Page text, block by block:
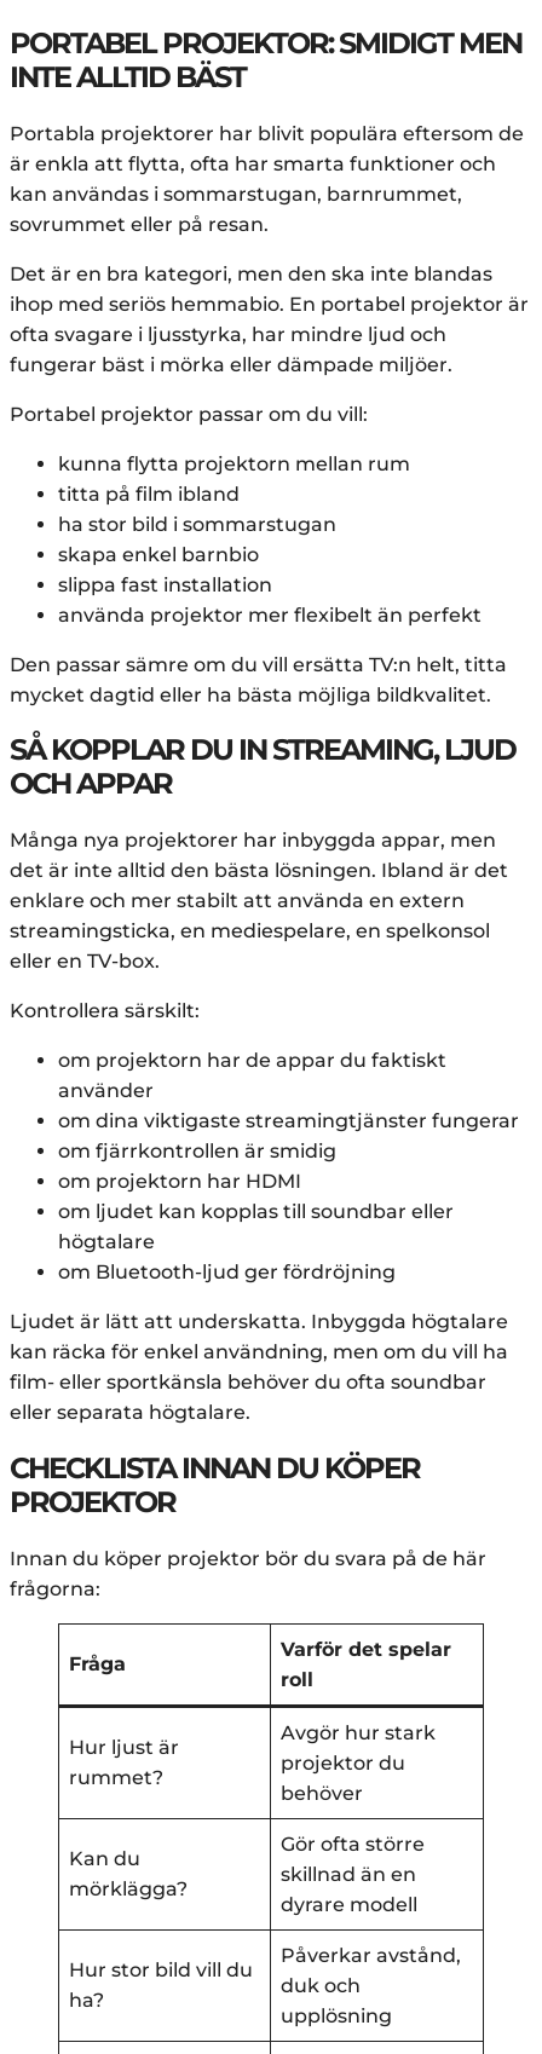
PORTABEL PROJEKTOR: SMIDIGT MEN
INTE ALLTID BÄST
Portabla projektorer har blivit populära eftersom de
är enkla att flytta, ofta har smarta funktioner och
kan användas i sommarstugan, barnrummet,
sovrummet eller på resan.
Det är en bra kategori, men den ska inte blandas
ihop med seriös hemmabio. En portabel projektor är
ofta svagare i ljusstyrka, har mindre ljud och
fungerar bäst i mörka eller dämpade miljöer.
Portabel projektor passar om du vill:
kunna flytta projektorn mellan rum
titta på film ibland
ha stor bild i sommarstugan
skapa enkel barnbio
slippa fast installation
använda projektor mer flexibelt än perfekt
Den passar sämre om du vill ersätta TV:n helt, titta
mycket dagtid eller ha bästa möjliga bildkvalitet.
SÅ KOPPLAR DU IN STREAMING, LJUD
OCH APPAR
Många nya projektorer har inbyggda appar, men
det är inte alltid den bästa lösningen. Ibland är det
enklare och mer stabilt att använda en extern
streamingsticka, en mediespelare, en spelkonsol
eller en TV-box.
Kontrollera särskilt:
om projektorn har de appar du faktiskt
använder
om dina viktigaste streamingtjänster fungerar
om fjärrkontrollen är smidig
om projektorn har HDMI
om ljudet kan kopplas till soundbar eller
högtalare
om Bluetooth-ljud ger fördröjning
Ljudet är lätt att underskatta. Inbyggda högtalare
kan räcka för enkel användning, men om du vill ha
film- eller sportkänsla behöver du ofta soundbar
eller separata högtalare.
CHECKLISTA INNAN DU KÖPER
PROJEKTOR
Innan du köper projektor bör du svara på de här
frågorna:
Fråga
Varför det spelar
roll
Hur ljust är
rummet?
Avgör hur stark
projektor du
behöver
Kan du
mörklägga?
Gör ofta större
skillnad än en
dyrare modell
Hur stor bild vill du
ha?
Påverkar avstånd,
duk och
upplösning